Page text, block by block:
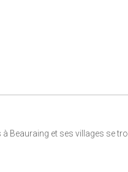
Beauraing et ses villages se